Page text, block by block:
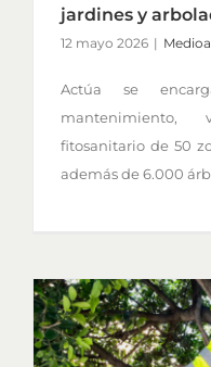
jardines y
12 mayo 2026 |
Actúa se
fitosanitario de 50
además de 6.000